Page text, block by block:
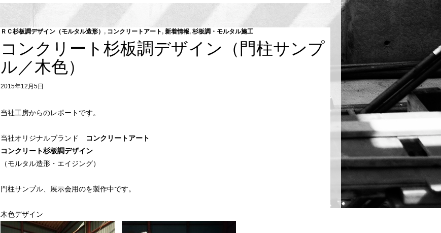
ＲＣ杉板調デザイン（モルタル造形） , コンクリートアート , 新着情報, 杉板調・モルタル施工
コンクリート杉板調デザイン（門柱サンプ
ル／木色）
2015年12月5日
当社工房からのレポートです。
当社オリジナルブランド
コンクリートアート
コンクリート杉板調デザイン
（モルタル造形・エイジング）
門柱サンプル、展示会用のを製作中です。
木色デザイン